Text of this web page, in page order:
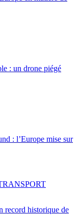
: un drone piégé
: l’Europe mise sur
record historique de